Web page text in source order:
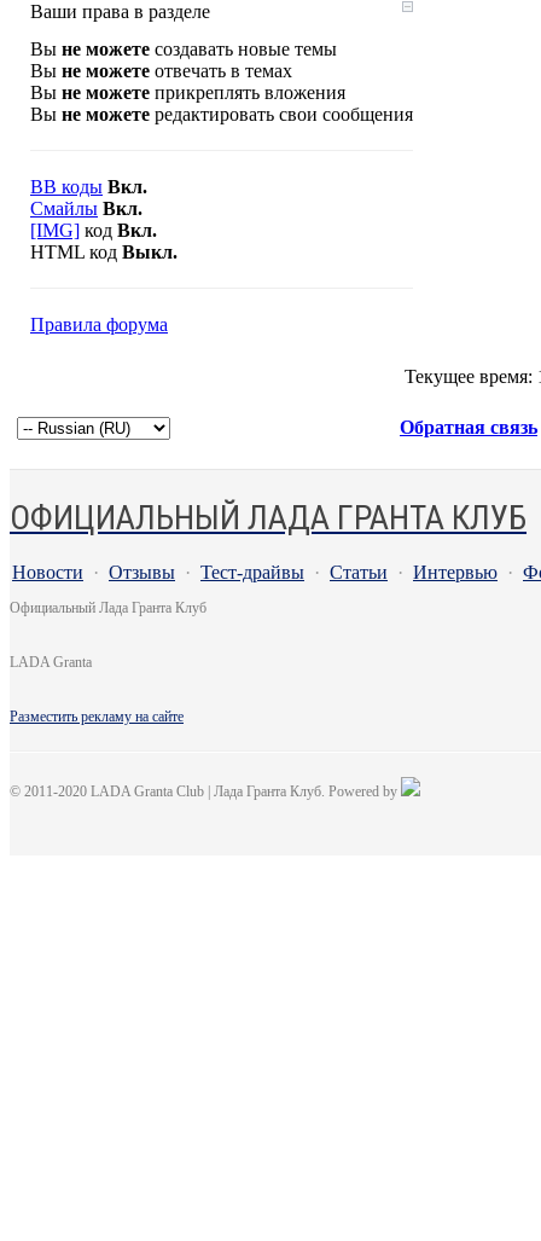
Ваши права в разделе
Вы не можете создавать новые темы
Вы не можете отвечать в темах
Вы не можете прикреплять вложения
Вы не можете редактировать свои сообщения
BB коды Вкл.
Смайлы Вкл.
[IMG] код Вкл.
HTML код Выкл.
Правила форума
Текущее время:
Обратная связь
ОФИЦИАЛЬНЫЙ ЛАДА ГРАНТА КЛУБ
Новости · Отзывы · Тест-драйвы · Статьи · Интервью ·
Официальный Лада Гранта Клуб
LADA Granta
Разместить рекламу на сайте
© 2011-2020 LADA Granta Club | Лада Гранта Клуб. Powered by